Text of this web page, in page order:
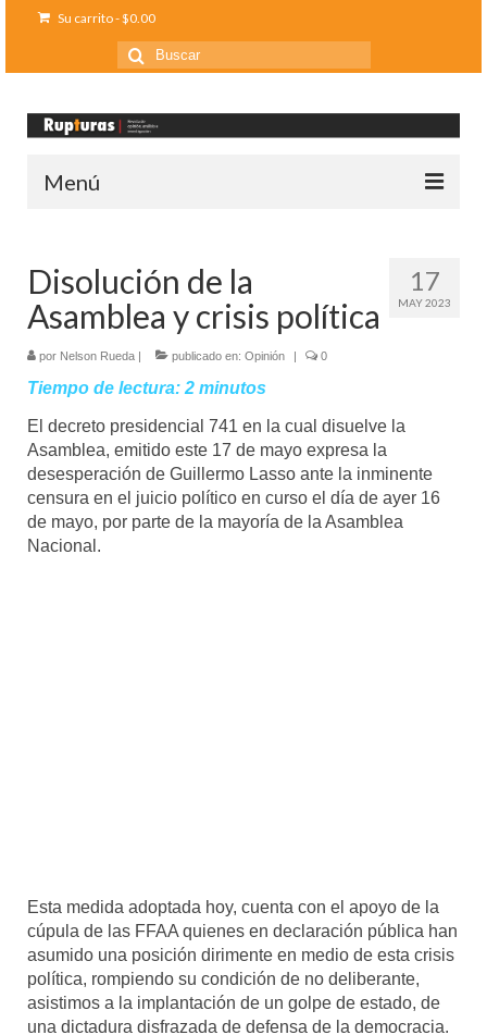
Su carrito-$0.00
Buscar
por:
Menú
Ediciones anteriores
Contáctanos
Entreletras
Ciencia
Mundo
Aula Virtual
17
MAY 2023
Disolución de la
Asamblea y crisis política
por Nelson Rueda | publicado en: Opinión | 0
Tiempo de lectura: 2 minutos
El decreto presidencial 741 en la cual disuelve la
Asamblea, emitido este 17 de mayo expresa la
desesperación de Guillermo Lasso ante la inminente
censura en el juicio político en curso el día de ayer 16
de mayo, por parte de la mayoría de la Asamblea
Nacional.
Esta medida adoptada hoy, cuenta con el apoyo de la
cúpula de las FFAA quienes en declaración pública han
asumido una posición dirimente en medio de esta crisis
política, rompiendo su condición de no deliberante,
asistimos a la implantación de un golpe de estado, de
una dictadura disfrazada de defensa de la democracia.